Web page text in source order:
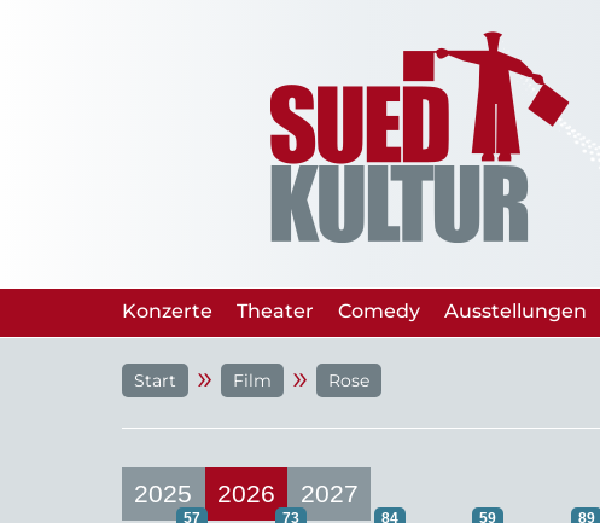
Konzerte Theater Comedy Ausstellungen
Start » Film » Rose
2025 2026 2027
57 73 84 59 89